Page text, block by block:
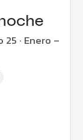
· Enero –